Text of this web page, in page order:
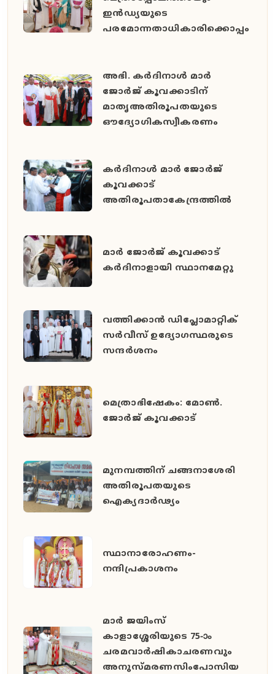
ഇൻഡ്യയുടെ
പരമോന്നതാധികാരിക്കൊപ്പം
അഭി. കർദിനാൾ മാർ
ജോർജ് കൂവക്കാടിന്
മാതൃഅതിരൂപതയുടെ
ഔദ്യോഗികസ്വീകരണം
കർദിനാൾ മാർ ജോർജ്
കൂവക്കാട്
അതിരൂപതാകേന്ദ്രത്തിൽ
മാർ ജോർജ് കൂവക്കാട്
കർദിനാളായി സ്ഥാനമേറ്റു
വത്തിക്കാൻ ഡിപ്ലോമാറ്റിക്
സർവീസ് ഉദ്യോഗസ്ഥരുടെ
സന്ദർശനം
മെത്രാഭിഷേകം: മോൺ.
ജോർജ് കൂവക്കാട്
മുനമ്പത്തിന് ചങ്ങനാശേരി
അതിരൂപതയുടെ
ഐക്യദാർഢ്യം
സ്ഥാനാരോഹണം-
നന്ദിപ്രകാശനം
മാർ ജയിംസ്
കാളാശ്ശേരിയുടെ 75-ാം
ചരമവാർഷികാചരണവും
അനുസ്മരണസിംപോസിയ